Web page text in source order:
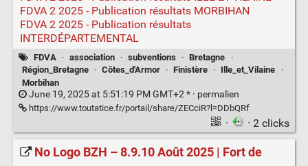
FDVA 2 2025 - Publication résultats MORBIHAN
FDVA 2 2025 - Publication résultats
INTERDÉPARTEMENTAL
FDVA · association · subventions · Bretagne
·
Région_Bretagne
· Côtes_d'Armor · Finistère · Ille_et_Vilaine
·
Morbihan
June 19, 2025 at 5:51:19 PM GMT+2 * · permalien
https://www.toutatice.fr/portail/share/ZECciR?l=DDbQRf
· · 2 clicks
No Logo BZH – 8.9.10 Août 2025 | Fort de